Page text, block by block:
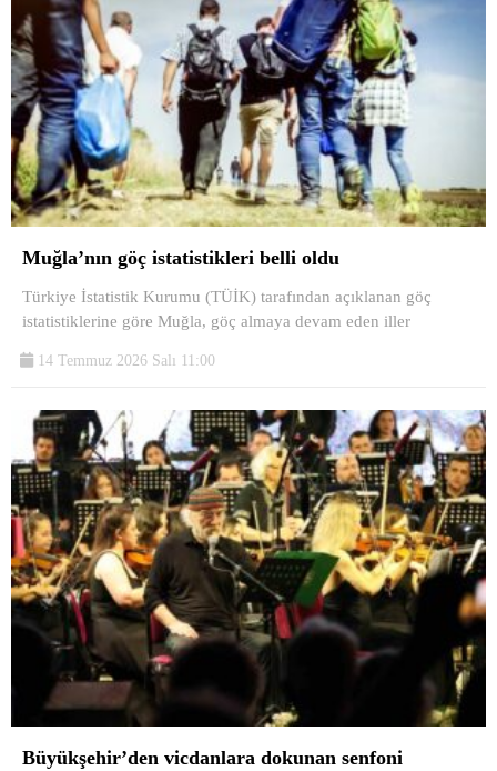
Muğla’nın göç istatistikleri belli oldu
Türkiye İstatistik Kurumu (TÜİK) tarafından açıklanan göç
istatistiklerine göre Muğla, göç almaya devam eden iller
14 Temmuz 2026 Salı 11:00
Büyükşehir’den vicdanlara dokunan senfoni